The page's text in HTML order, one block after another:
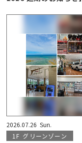
2026.07.26 Sun.
1F グリーンゾーン